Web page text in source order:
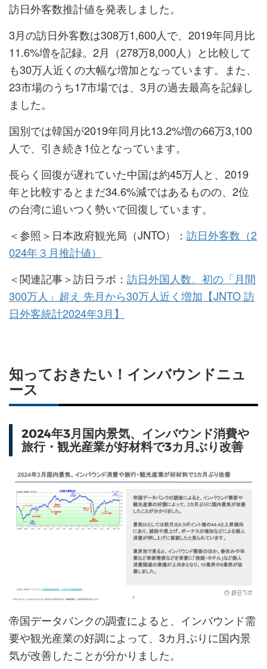
訪日外客数推計値を発表しました。
3月の訪日外客数は308万1,600人で、2019年同月比
11.6%増を記録。2月（278万8,000人）と比較して
も30万人近くの大幅な増加となっています。また、
23市場のうち17市場では、3月の過去最高を記録し
ました。
国別では韓国が2019年同月比13.2%増の66万3,100
人で、引き続き1位となっています。
長らく回復が遅れていた中国は約45万人と、2019
年と比較するとまだ34.6%減ではあるものの、2位
の台湾に追いつく勢いで回復しています。
＜参照＞日本政府観光局（JNTO）： 訪日外客数（2
024年３月推計値）
＜関連記事＞訪日ラボ： 訪日外国人数、初の「月間
300万人」超え 先月から30万人近く増加【JNTO 訪
日外客統計2024年3月】
知っておきたい！インバウンドニュ
ース
2024年3月国内景気、インバウンド消費や
旅行・観光産業が好材料で3カ月ぶり改善
帝国データバンクの調査によると、インバウンド需
要や観光産業の好調によって、3カ月ぶりに国内景
気が改善したことが分かりました。